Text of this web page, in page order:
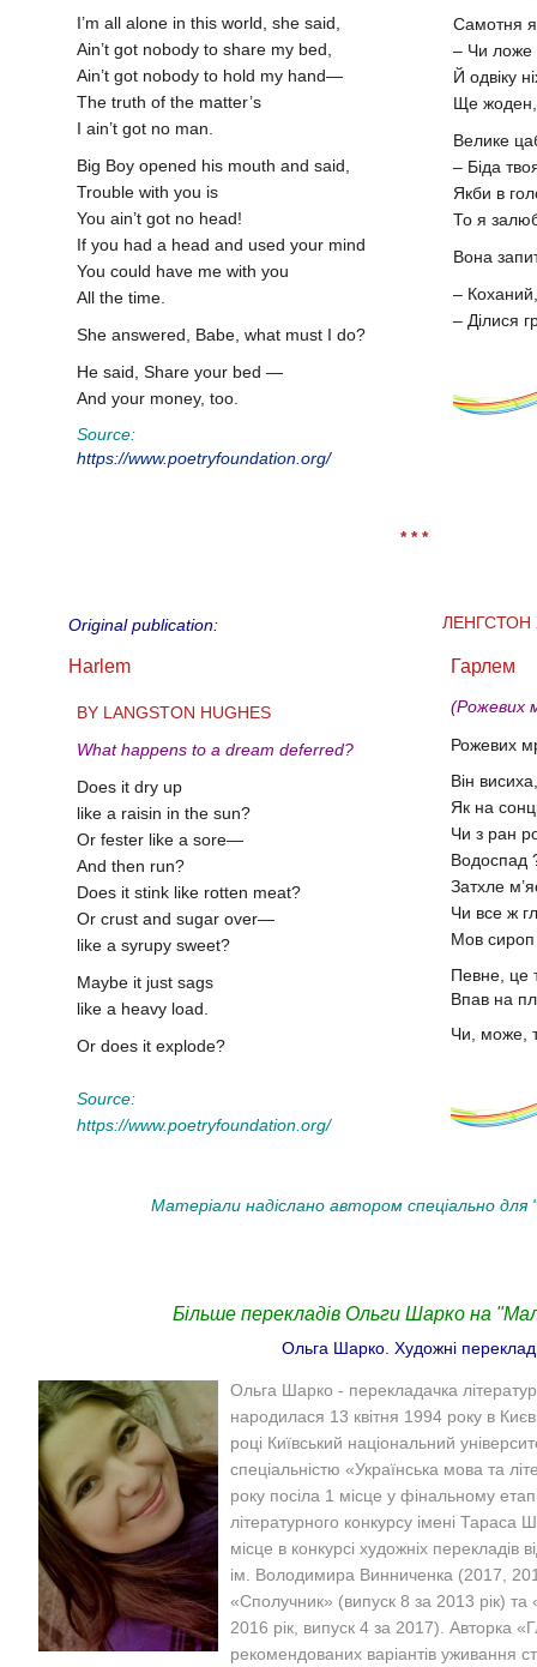
I’m all alone in this world, she said,
Ain’t got nobody to share my bed,
Ain’t got nobody to hold my hand—
The truth of the matter’s
I ain’t got no man.
Big Boy opened his mouth and said,
Trouble with you is
You ain’t got no head!
If you had a head and used your mind
You could have me with you
All the time.
She answered, Babe, what must I do?
He said, Share your bed —
And your money, too.
Source:
https://www.poetryfoundation.org/
Самотня я
– Чи ложе
Й одвіку
Ще жоден,
Велике
– Біда
Якби в
То я
Вона
–
– Ділися
* * *
Original publication:
Harlem
BY LANGSTON HUGHES
What happens to a dream deferred?
Does it dry up
like a raisin in the sun?
Or fester like a sore—
And then run?
Does it stink like rotten meat?
Or crust and sugar over—
like a syrupy sweet?
Maybe it just sags
like a heavy load.
Or does it explode?
Source:
https://www.poetryfoundation.org/
ЛЕНГСТОН
Гарлем
(Рожевих
Рожевих
Він висиха,
Як на
Чи з ран
Водоспад
Затхле
Чи все ж
Мов
Певне, це
Впав на
Чи, може,
Матеріали надіслано автором спеціально для
Більше перекладів Ольги Шарко на
Ольга Шарко. Художні
Ольга Шарко - перекладачка
народилася 13 квітня 1994 року в
році Київський національний
спеціальністю «Українська мова та
року посіла 1 місце у фінальному
літературного конкурсу імені Тараса
місце в конкурсі художніх
ім. Володимира Винниченка (2017,
«Сполучник» (випуск 8 за 2013 рік) та
2016 рік, випуск 4 за 2017). Авторка
рекомендованих варіантів уживання